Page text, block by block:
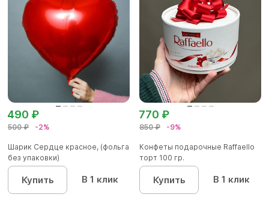
500 ₽ -2%
490 ₽
Шарик Сердце красное, (фольга
без упаковки)
Купить В 1 клик
850 ₽ -9%
770 ₽
Конфеты подарочные Raffaello
торт 100 гр.
Купить В 1 клик